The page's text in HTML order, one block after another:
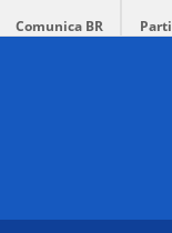
Comunica BR